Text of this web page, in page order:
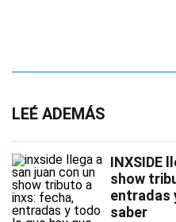
LEÉ ADEMÁS
INXSIDE
show
entradas
saber